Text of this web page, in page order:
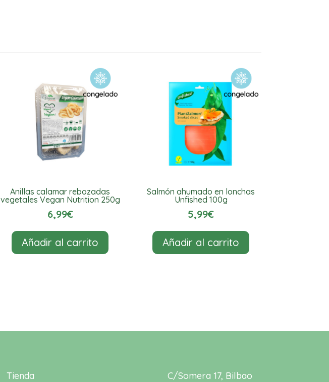
cantidad
Anillas calamar rebozadas
vegetales Vegan Nutrition 250g
6,99€
Añadir al carrito
Salmón ahumado en lonchas
Unfished 100g
5,99€
Añadir al carrito
Tienda C/Somera 17, Bilbao